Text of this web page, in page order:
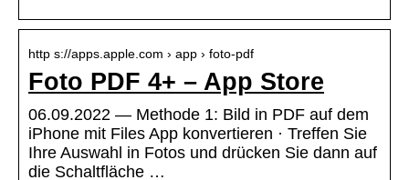
http s://apps.apple.com › app › foto-pdf
Foto PDF 4+ – App Store
06.09.2022 — Methode 1: Bild in PDF auf dem
iPhone mit Files App konvertieren · Treffen Sie
Ihre Auswahl in Fotos und drücken Sie dann auf
die Schaltfläche …